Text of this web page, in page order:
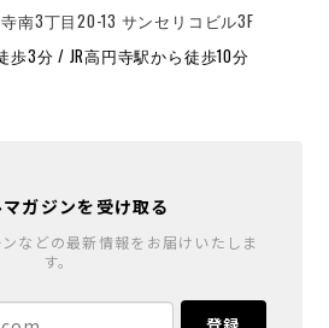
南3丁目20-13 サンセリコビル3F
歩3分 / JR高円寺駅から徒歩10分
ガジンを受け取る
などの最新情報をお届けいたしま
す。